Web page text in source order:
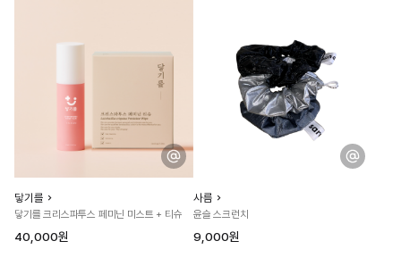
닿기를
닿기를 크리스파투스 페미닌 미스트 + 티슈
40,000원
사름
윤슬 스크런치
9,000원